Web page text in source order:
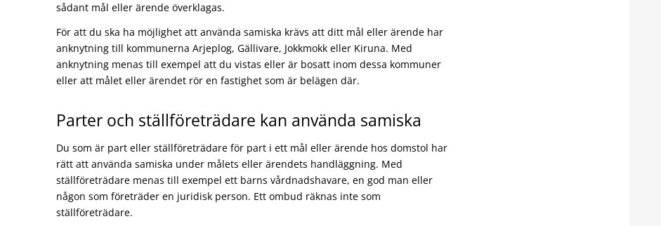
sådant mål eller ärende överklagas.
För att du ska ha möjlighet att använda samiska krävs att ditt mål eller ärende har
anknytning till kommunerna Arjeplog, Gällivare, Jokkmokk eller Kiruna. Med
anknytning menas till exempel att du vistas eller är bosatt inom dessa kommuner
eller att målet eller ärendet rör en fastighet som är belägen där.
Parter och ställföreträdare kan använda samiska
Du som är part eller ställföreträdare för part i ett mål eller ärende hos domstol har
rätt att använda samiska under målets eller ärendets handläggning. Med
ställföreträdare menas till exempel ett barns vårdnadshavare, en god man eller
någon som företräder en juridisk person. Ett ombud räknas inte som
ställföreträdare.